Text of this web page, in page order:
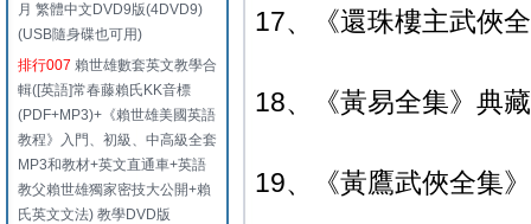
月 繁體中文DVD9版(4DVD9)
(USB隨身碟也可用)
排行007 賴世雄數套英文教學合
輯([英語]常春藤賴氏KK音標
(PDF+MP3)+《賴世雄美國英語
教程》入門、初級、中高級全套
MP3和教材+英文直通車+英語
教父賴世雄獨家密技大公開+賴
氏英文文法) 教學DVD版
17、《還珠樓主武俠
18、《黃易全集》典
19、《黃鷹武俠全集